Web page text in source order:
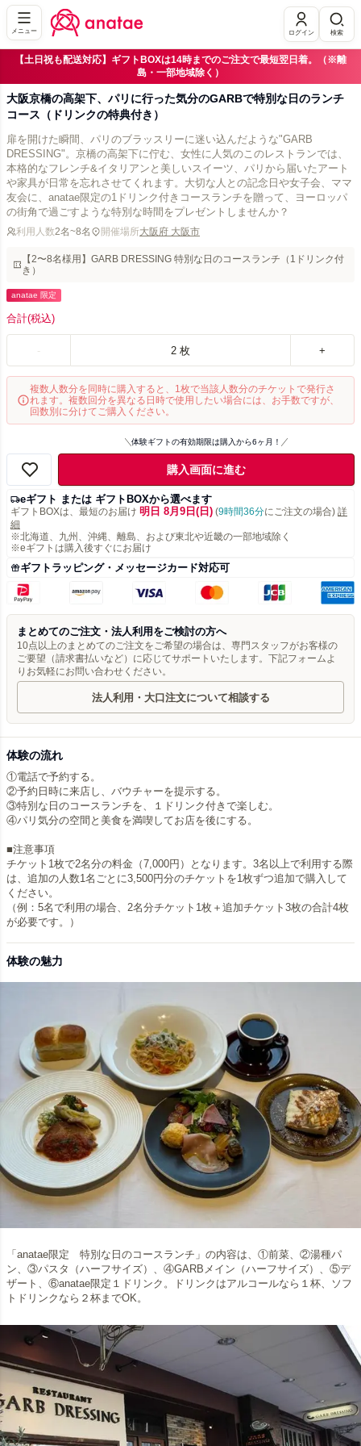
メニュー ログイン 検索
【土日祝も配送対応】ギフトBOXは14時までのご注文で最短翌日着。（※離
島・一部地域除く）
大阪京橋の高架下、パリに行った気分のGARBで特別な日のランチ
コース（ドリンクの特典付き）
扉を開けた瞬間、パリのブラッスリーに迷い込んだような"GARB
DRESSING"。京橋の高架下に佇む、女性に人気のこのレストランでは、
本格的なフレンチ&イタリアンと美しいスイーツ、パリから届いたアート
や家具が日常を忘れさせてくれます。大切な人との記念日や女子会、ママ
友会に、anatae限定の1ドリンク付きコースランチを贈って、ヨーロッパ
の街角で過ごすような特別な時間をプレゼントしませんか？
利用人数2名~8名 開催場所大阪府 大阪市
【2〜8名様用】GARB DRESSING 特別な日のコースランチ（1ドリンク付
き）
anatae 限定
合計(税込)
- 2 枚 +
複数人数分を同時に購入すると、1枚で当該人数分のチケットで発行さ
れます。複数回分を異なる日時で使用したい場合には、お手数ですが、
回数別に分けてご購入ください。
体験ギフトの有効期限は購入から6ヶ月！
購入画面に進む
eギフト または ギフトBOXから選べます
ギフトBOXは、最短のお届け 明日 8月9日(日) (9時間36分にご注文の場合) 詳
細
※北海道、九州、沖縄、離島、および東北や近畿の一部地域除く
※eギフトは購入後すぐにお届け
ギフトラッピング・メッセージカード対応可
まとめてのご注文・法人利用をご検討の方へ
10点以上のまとめてのご注文をご希望の場合は、専門スタッフがお客様の
ご要望（請求書払いなど）に応じてサポートいたします。下記フォームよ
りお気軽にお問い合わせください。
法人利用・大口注文について相談する
体験の流れ
①電話で予約する。
②予約日時に来店し、バウチャーを提示する。
③特別な日のコースランチを、１ドリンク付きで楽しむ。
④パリ気分の空間と美食を満喫してお店を後にする。
■注意事項
チケット1枚で2名分の料金（7,000円）となります。3名以上で利用する際
は、追加の人数1名ごとに3,500円分のチケットを1枚ずつ追加で購入して
ください。
（例：5名で利用の場合、2名分チケット1枚＋追加チケット3枚の合計4枚
が必要です。）
体験の魅力
「anatae限定 特別な日のコースランチ」の内容は、①前菜、②湯種パ
ン、③パスタ（ハーフサイズ）、④GARBメイン（ハーフサイズ）、⑤デ
ザート、⑥anatae限定１ドリンク。ドリンクはアルコールなら１杯、ソフ
トドリンクなら２杯までOK。